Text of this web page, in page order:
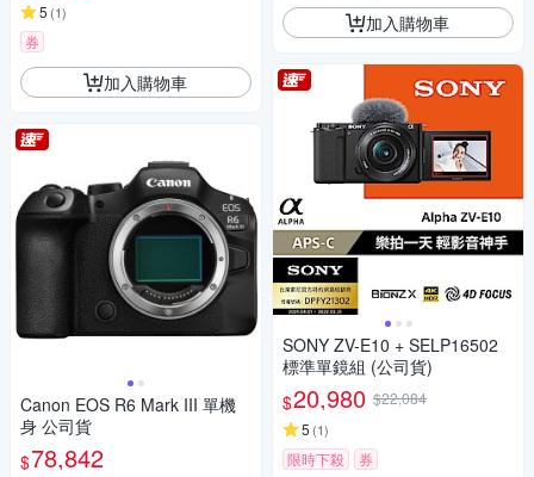
5 (1)
券
加入購物車
Canon EOS R6 Mark III 單機
身 公司貨
$78,842
加入購物車
SONY ZV-E10 + SELP16502
標準單鏡組 (公司貨)
$20,980 $22,084
5 (1)
限時下殺 券